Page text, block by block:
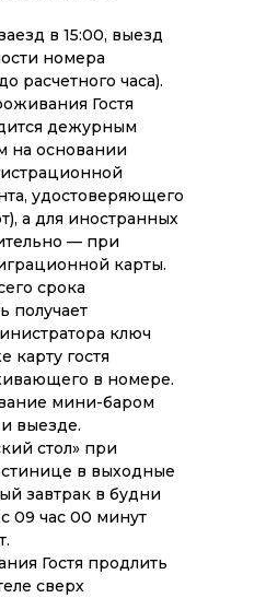
в 15:00, выезд
номера
расчетного часа).
Гостя
дежурным
на основании
удостоверяющего
а для иностранных
— при
карты.
срока
получает
ключ
карту гостя
в номере.
мини-баром
выезде.
стол» при
в выходные
завтрак в будни
09 час 00 минут
Гостя продлить
сверх